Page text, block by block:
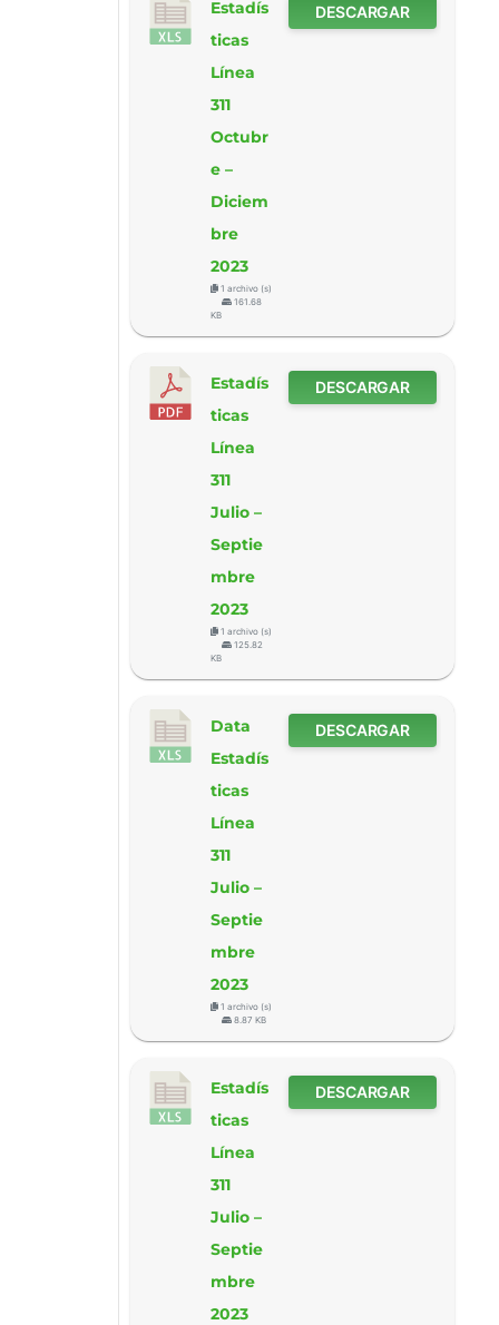
Estadís
ticas
Línea
311
Octubr
e –
Diciem
bre
2023
1 archivo (s)
161.68
KB
DESCARGAR
Estadís
ticas
Línea
311
Julio –
Septie
mbre
2023
1 archivo (s)
125.82
KB
DESCARGAR
Data
Estadís
ticas
Línea
311
Julio –
Septie
mbre
2023
1 archivo (s)
8.87 KB
DESCARGAR
Estadís
ticas
Línea
311
Julio –
Septie
mbre
2023
DESCARGAR